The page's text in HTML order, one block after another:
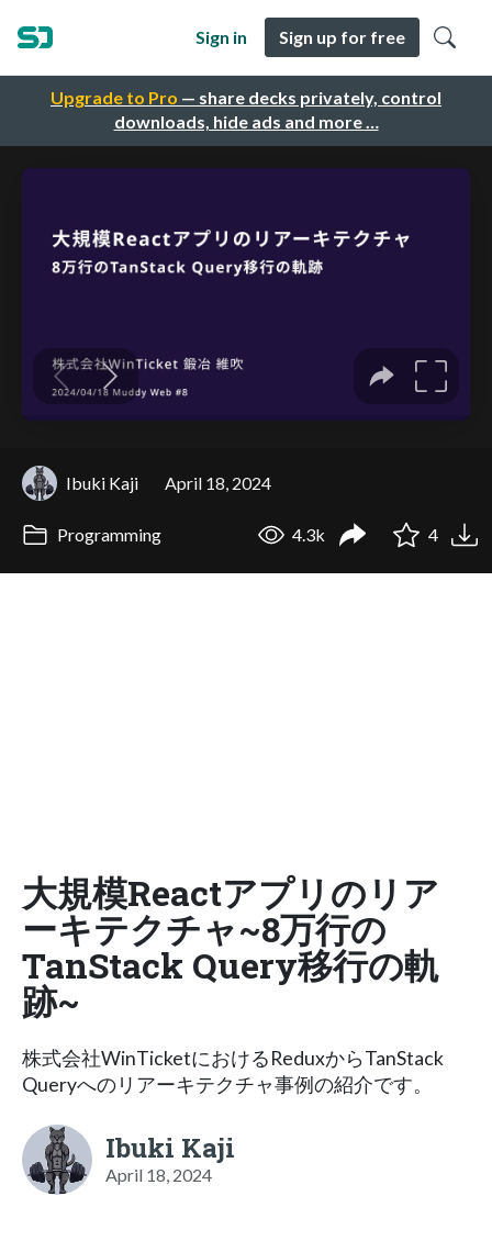
Upgrade to Pro — share decks privately, control
downloads, hide ads and more …
Sign in Sign up for free
Ibuki Kaji April 18, 2024
Programming 4.3k 4
大規模Reactアプリのリア
ーキテクチャ~8万行の
TanStack Query移行の軌
跡~
株式会社WinTicketにおけるReduxからTanStack
Queryへのリアーキテクチャ事例の紹介です。
Ibuki Kaji
April 18, 2024